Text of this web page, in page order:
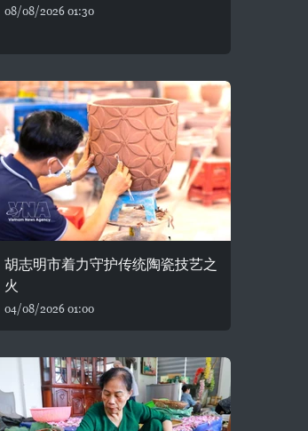
08/08/2026 01:30
胡志明市着力守护传统陶瓷技艺之
火
04/08/2026 01:00